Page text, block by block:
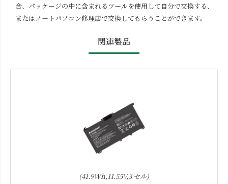
合、パッケージの中に含まれるツールを使用して自分で交換する、
またはノートパソコン修理店で交換してもらうことができます。
関連製品
(41.9Wh,11.55V,3 セル)